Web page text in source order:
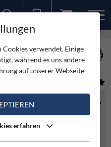
verwendet. Einige
während es uns andere
auf unserer Webseite
erfahren